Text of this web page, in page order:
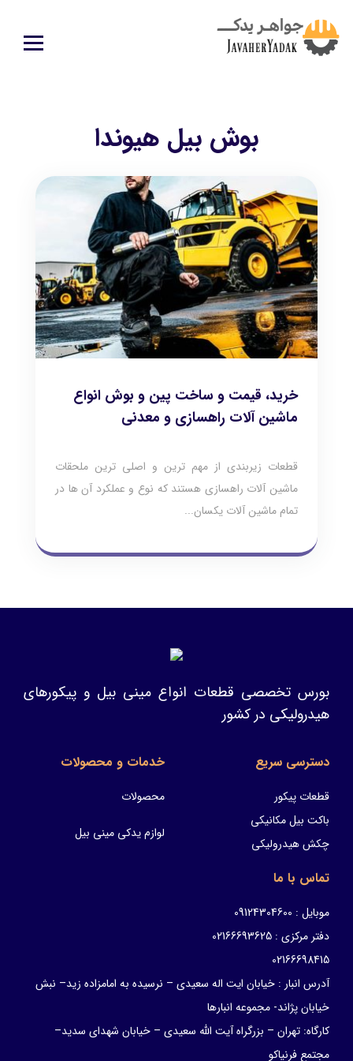
بوش بیل هیوندا
خرید، قیمت و ساخت پین و بوش انواع
ماشین آلات راهسازی و معدنی
قطعات زیربندی از مهم ترین و اصلی ترین ملحقات
ماشین آلات راهسازی هستند که نوع و عملکرد آن ها در
تمام ماشین آلات یکسان...
بورس تخصصی قطعات انواع مینی بیل و پیکورهای
هیدرولیکی در کشور
دسترسی سریع
قطعات پیکور
باکت بیل مکانیکی
چکش هیدرولیکی
خدمات و محصولات
محصولات
لوازم یدکی مینی بیل
تماس با ما
موبایل : 09124304600
دفتر مرکزی : 02166693625
02166698415
آدرس انبار : خیابان ایت اله سعیدی – نرسیده به امامزاده زید– نبش
خیابان پژاند- مجموعه انبارها
کارگاه: تهران – بزرگراه آیت الله سعیدی – خیابان شهدای سدید–
مجتمع فرنیاکو